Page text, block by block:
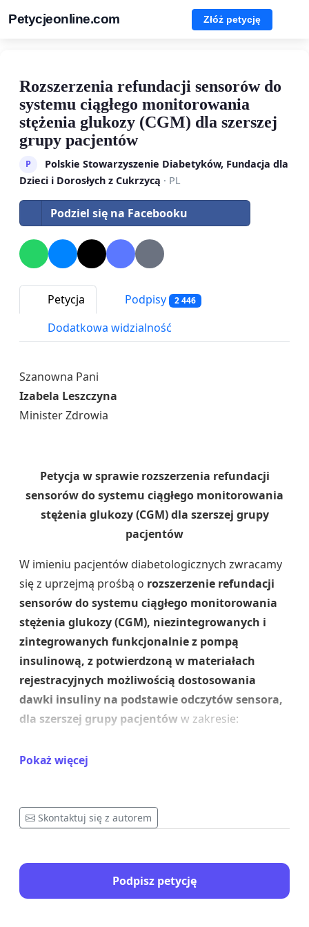
Petycjeonline.com Złóż petycję
Rozszerzenia refundacji sensorów do
systemu ciągłego monitorowania
stężenia glukozy (CGM) dla szerszej
grupy pacjentów
P
Polskie Stowarzyszenie Diabetyków, Fundacja dla
Dzieci i Dorosłych z Cukrzycą · PL
Podziel się na Facebooku
Petycja Podpisy 2 446
Dodatkowa widzialność
Szanowna Pani
Izabela Leszczyna
Minister Zdrowia
Petycja w sprawie rozszerzenia refundacji
sensorów do systemu ciągłego monitorowania
stężenia glukozy (CGM) dla szerszej grupy
pacjentów
W imieniu pacjentów diabetologicznych zwracamy
się z uprzejmą prośbą o rozszerzenie refundacji
sensorów do systemu ciągłego monitorowania
stężenia glukozy (CGM), niezintegrowanych i
zintegrowanych funkcjonalnie z pompą
insulinową, z potwierdzoną w materiałach
rejestracyjnych możliwością dostosowania
dawki insuliny na podstawie odczytów sensora,
dla szerszej grupy pacjentóww zakresie:
refundacjąo osoby z cukrzycą typu 2
wstrzyknięć,2.wyrównania zakresu
wskazań refundacyjnychdotyczących różnych
czasie rzeczywistymCGM-RT oraz systemów FGM,
objęcie refundacją grupy pacjentów
cukrzycą typu 2nie stosujących insulinoterapiiw
Pokaż więcej
Skontaktuj się z autorem
Podpisz petycję